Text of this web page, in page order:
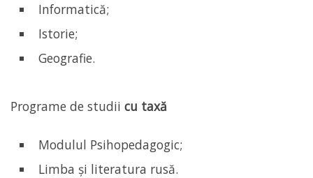
Informatică;
Istorie;
Geografie.
Programe de studii cu taxă
Modulul Psihopedagogic;
Limba și literatura rusă.